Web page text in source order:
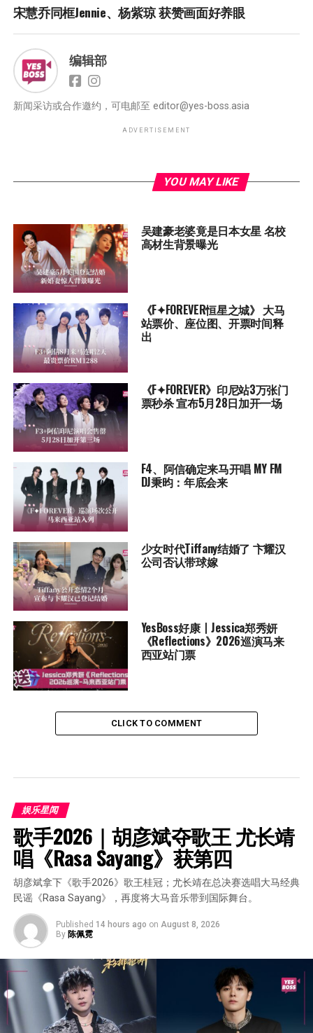
宋慧乔同框Jennie、杨紫琼 获赞画面好养眼
编辑部
新闻采访或合作邀约，可电邮至 editor@yes-boss.asia
ADVERTISEMENT
YOU MAY LIKE
吴建豪老婆竟是日本女星 名校
高材生背景曝光
《F✦FOREVER恒星之城》 大马
站票价、座位图、开票时间释
出
《F✦FOREVER》印尼站3万张门
票秒杀 宣布5月28日加开一场
F4、阿信确定来马开唱 MY FM
DJ秉昀：年底会来
少女时代Tiffany结婚了 卞耀汉
公司否认带球嫁
YesBoss好康丨Jessica郑秀妍
《Reflections》2026巡演马来
西亚站门票
CLICK TO COMMENT
娱乐星闻
歌手2026｜胡彦斌夺歌王 尤长靖
唱《Rasa Sayang》获第四
胡彦斌拿下《歌手2026》歌王桂冠；尤长靖在总决赛选唱大马经典
民谣《Rasa Sayang》，再度将大马音乐带到国际舞台。
Published 14 hours ago on August 8, 2026
By 陈佩霓